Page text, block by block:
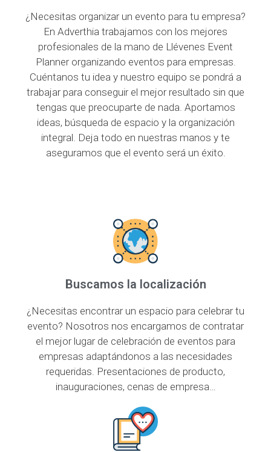
¿Necesitas organizar un evento para tu empresa?
En Adverthia trabajamos con los mejores
profesionales de la mano de Llévenes Event
Planner organizando eventos para empresas.
Cuéntanos tu idea y nuestro equipo se pondrá a
trabajar para conseguir el mejor resultado sin que
tengas que preocuparte de nada. Aportamos
ideas, búsqueda de espacio y la organización
integral. Deja todo en nuestras manos y te
aseguramos que el evento será un éxito.
Buscamos la localización
¿Necesitas encontrar un espacio para celebrar tu
evento? Nosotros nos encargamos de contratar
el mejor lugar de celebración de eventos para
empresas adaptándonos a las necesidades
requeridas. Presentaciones de producto,
inauguraciones, cenas de empresa…